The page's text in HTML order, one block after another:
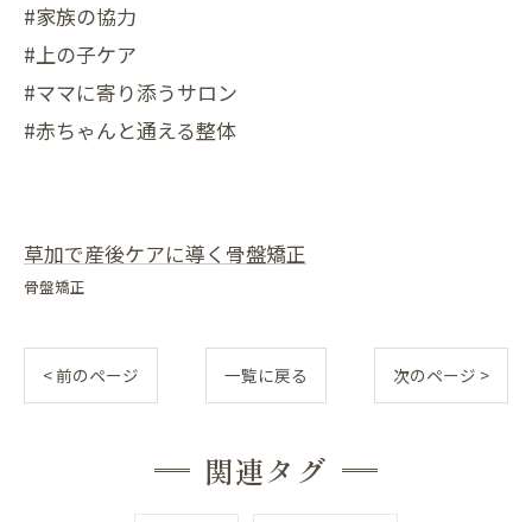
#家族の協力
#上の子ケア
#ママに寄り添うサロン
#赤ちゃんと通える整体
草加で産後ケアに導く骨盤矯正
骨盤矯正
< 前のページ 一覧に戻る 次のページ >
関連タグ